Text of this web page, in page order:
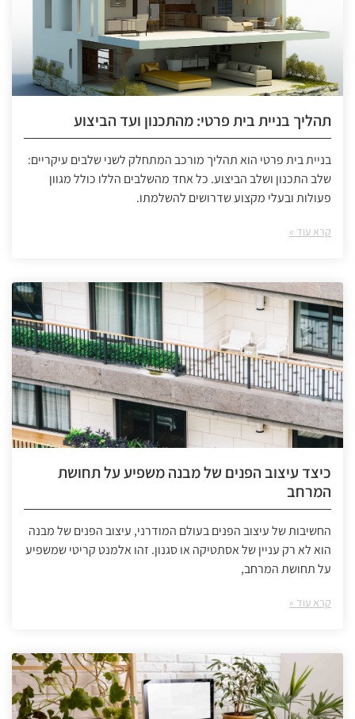
תהליך בניית בית פרטי: מהתכנון ועד הביצוע
בניית בית פרטי הוא תהליך מורכב המתחלק לשני שלבים עיקריים:
שלב התכנון ושלב הביצוע. כל אחד מהשלבים הללו כולל מגוון
פעולות ובעלי מקצוע שדרושים להשלמתו.
קרא עוד »
כיצד עיצוב הפנים של מבנה משפיע על תחושת
המרחב
החשיבות של עיצוב הפנים בעולם המודרני, עיצוב הפנים של מבנה
הוא לא רק עניין של אסתטיקה או סגנון. זהו אלמנט קריטי שמשפיע
על תחושת המרחב,
קרא עוד »